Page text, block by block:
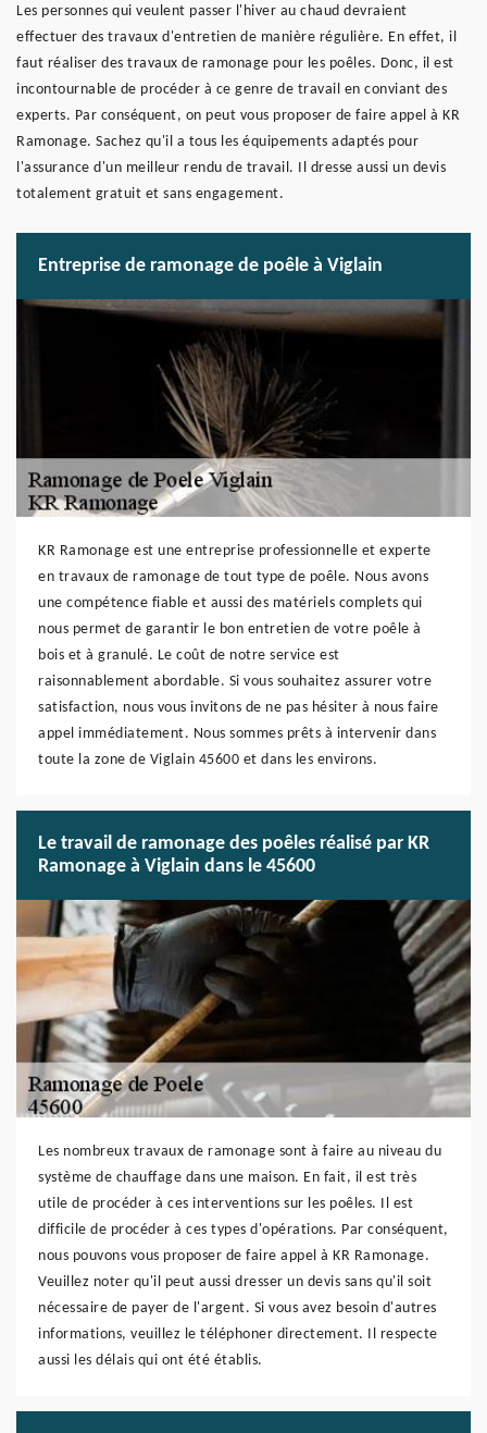
Les personnes qui veulent passer l'hiver au chaud devraient
effectuer des travaux d'entretien de manière régulière. En effet, il
faut réaliser des travaux de ramonage pour les poêles. Donc, il est
incontournable de procéder à ce genre de travail en conviant des
experts. Par conséquent, on peut vous proposer de faire appel à KR
Ramonage. Sachez qu'il a tous les équipements adaptés pour
l'assurance d'un meilleur rendu de travail. Il dresse aussi un devis
totalement gratuit et sans engagement.
Entreprise de ramonage de poêle à Viglain
KR Ramonage est une entreprise professionnelle et experte
en travaux de ramonage de tout type de poêle. Nous avons
une compétence fiable et aussi des matériels complets qui
nous permet de garantir le bon entretien de votre poêle à
bois et à granulé. Le coût de notre service est
raisonnablement abordable. Si vous souhaitez assurer votre
satisfaction, nous vous invitons de ne pas hésiter à nous faire
appel immédiatement. Nous sommes prêts à intervenir dans
toute la zone de Viglain 45600 et dans les environs.
Le travail de ramonage des poêles réalisé par KR
Ramonage à Viglain dans le 45600
Les nombreux travaux de ramonage sont à faire au niveau du
système de chauffage dans une maison. En fait, il est très
utile de procéder à ces interventions sur les poêles. Il est
difficile de procéder à ces types d'opérations. Par conséquent,
nous pouvons vous proposer de faire appel à KR Ramonage.
Veuillez noter qu'il peut aussi dresser un devis sans qu'il soit
nécessaire de payer de l'argent. Si vous avez besoin d'autres
informations, veuillez le téléphoner directement. Il respecte
aussi les délais qui ont été établis.